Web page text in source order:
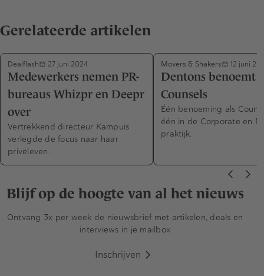
Gerelateerde artikelen
Dealflash 27 juni 2024
Medewerkers nemen PR-
bureaus Whizpr en Deepr
over
Vertrekkend directeur Kampuis
verlegde de focus naar haar
privëleven.
Movers & Shakers 12 juni
Dentons benoemt
Counsels
Één benoeming als
één in de Corporate en
praktijk.
Blijf op de hoogte van al het nieuws
Ontvang 3x per week de nieuwsbrief met artikelen, deals en
interviews in je mailbox
Inschrijven